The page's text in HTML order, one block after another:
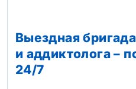
Выездная
и аддиктолога –
24/7